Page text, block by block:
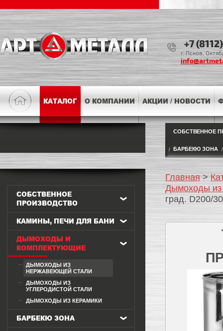
+7
г. Псков,
КАТАЛОГ О КОМПАНИИ АКЦИИ / НОВОСТИ
СОБСТВЕННОЕ
БАРБЕКЮ ЗОНА
Главная>
Дымоходы
град. D200/
СОБСТВЕННОЕ
ПРОИЗВОДСТВО
КАМИНЫ, ПЕЧИ ДЛЯ БАНИ
ДЫМОХОДЫ И
КОМПЛЕКТУЮЩИЕ
ДЫМОХОДЫ ИЗ
НЕРЖАВЕЮЩЕЙ СТАЛИ
ДЫМОХОДЫ ИЗ
УГЛЕРОДИСТОЙ СТАЛИ
ДЫМОХОДЫ ИЗ КЕРАМИКИ
БАРБЕКЮ ЗОНА